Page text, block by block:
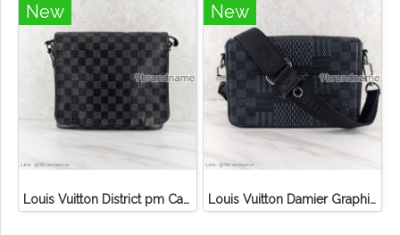
New
Louis Vuitton District pm Canvas Graphite
New
Louis Vuitton Damier Graphite 3D Canvas Studio Messenger